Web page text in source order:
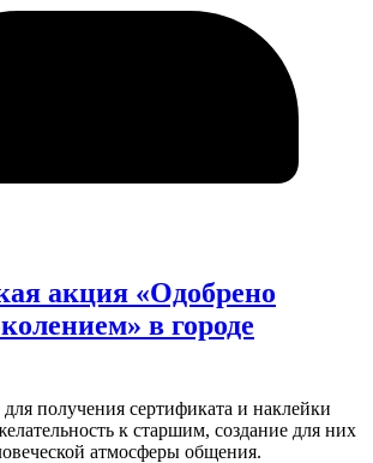
акция «Одобрено
в городе
получения сертификата и наклейки
к старшим, создание для них
атмосферы общения.